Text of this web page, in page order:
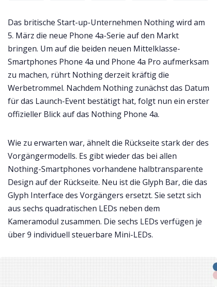
Das britische Start-up-Unternehmen Nothing wird am
5. März die neue Phone 4a-Serie auf den Markt
bringen. Um auf die beiden neuen Mittelklasse-
Smartphones Phone 4a und Phone 4a Pro aufmerksam
zu machen, rührt Nothing derzeit kräftig die
Werbetrommel. Nachdem Nothing zunächst das Datum
für das Launch-Event bestätigt hat, folgt nun ein erster
offizieller Blick auf das Nothing Phone 4a.
Wie zu erwarten war, ähnelt die Rückseite stark der des
Vorgängermodells. Es gibt wieder das bei allen
Nothing-Smartphones vorhandene halbtransparente
Design auf der Rückseite. Neu ist die Glyph Bar, die das
Glyph Interface des Vorgängers ersetzt. Sie setzt sich
aus sechs quadratischen LEDs neben dem
Kameramodul zusammen. Die sechs LEDs verfügen je
über 9 individuell steuerbare Mini-LEDs.